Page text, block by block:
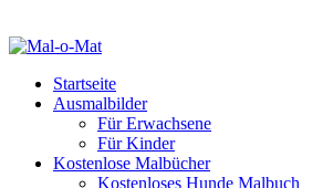
Startseite
Ausmalbilder
Für Erwachsene
Für Kinder
Kostenlose Malbücher
Kostenloses Hunde Malbuch